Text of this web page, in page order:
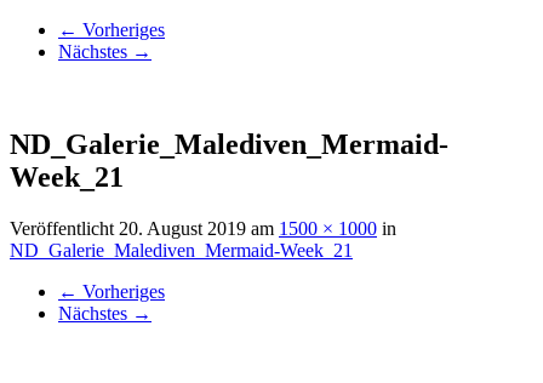
← Vorheriges
Nächstes →
ND_Galerie_Malediven_Mermaid-
Week_21
Veröffentlicht 20. August 2019 am 1500 × 1000 in
ND_Galerie_Malediven_Mermaid-Week_21
← Vorheriges
Nächstes →